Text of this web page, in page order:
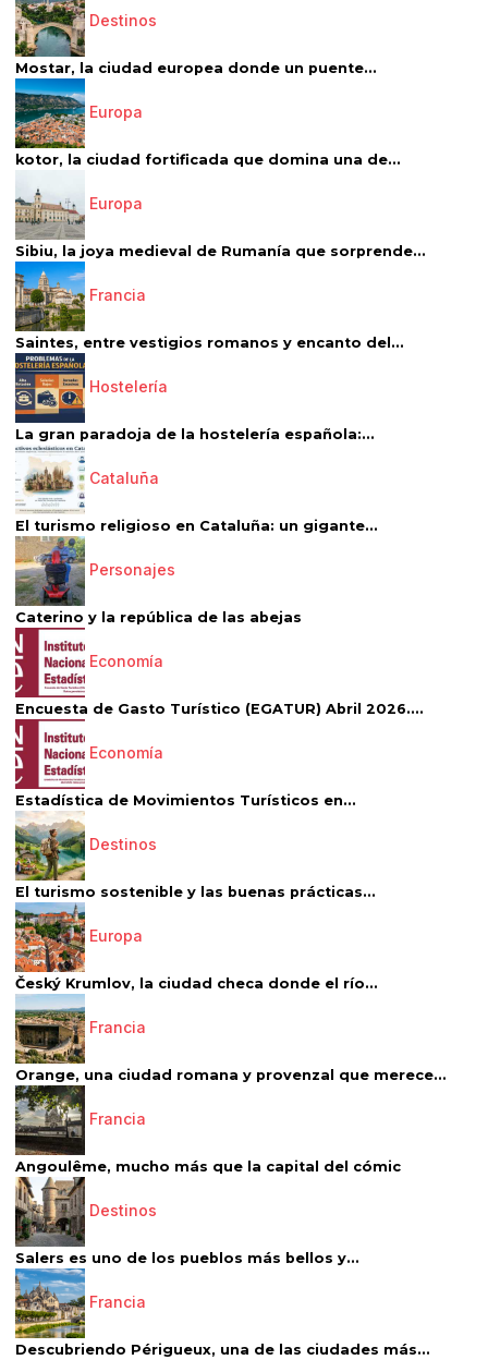
Destinos
Mostar, la ciudad europea donde un puente...
Europa
kotor, la ciudad fortificada que domina una de...
Europa
Sibiu, la joya medieval de Rumanía que sorprende...
Francia
Saintes, entre vestigios romanos y encanto del...
Hostelería
La gran paradoja de la hostelería española:...
Cataluña
El turismo religioso en Cataluña: un gigante...
Personajes
Caterino y la república de las abejas
Economía
Encuesta de Gasto Turístico (EGATUR) Abril 2026....
Economía
Estadística de Movimientos Turísticos en...
Destinos
El turismo sostenible y las buenas prácticas...
Europa
Český Krumlov, la ciudad checa donde el río...
Francia
Orange, una ciudad romana y provenzal que merece...
Francia
Angoulême, mucho más que la capital del cómic
Destinos
Salers es uno de los pueblos más bellos y...
Francia
Descubriendo Périgueux, una de las ciudades más...